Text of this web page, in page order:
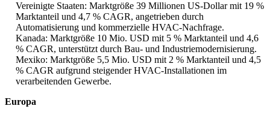
Vereinigte Staaten: Marktgröße 39 Millionen US-Dollar mit 19 %
Marktanteil und 4,7 % CAGR, angetrieben durch
Automatisierung und kommerzielle HVAC-Nachfrage.
Kanada: Marktgröße 10 Mio. USD mit 5 % Marktanteil und 4,6
% CAGR, unterstützt durch Bau- und Industriemodernisierung.
Mexiko: Marktgröße 5,5 Mio. USD mit 2 % Marktanteil und 4,5
% CAGR aufgrund steigender HVAC-Installationen im
verarbeitenden Gewerbe.
Europa